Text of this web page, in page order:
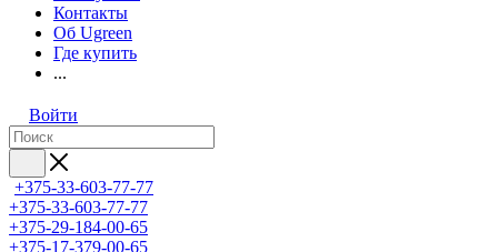
Контакты
Об Ugreen
Где купить
...
Войти
+375-33-603-77-77
+375-33-603-77-77
+375-29-184-00-65
+375-17-379-00-65